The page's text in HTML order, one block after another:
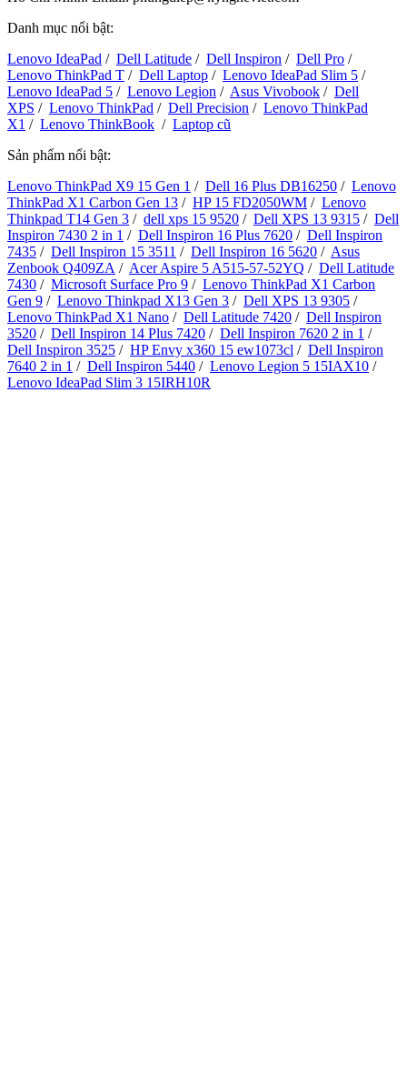
Danh mục nổi bật:
Lenovo IdeaPad / Dell Latitude / Dell Inspiron / Dell Pro /
Lenovo ThinkPad T / Dell Laptop / Lenovo IdeaPad Slim 5 /
Lenovo IdeaPad 5 / Lenovo Legion / Asus Vivobook / Dell
XPS / Lenovo ThinkPad / Dell Precision / Lenovo ThinkPad
X1 / Lenovo ThinkBook / Laptop cũ
Sản phẩm nổi bật:
Lenovo ThinkPad X9 15 Gen 1 / Dell 16 Plus DB16250 / Lenovo
ThinkPad X1 Carbon Gen 13 / HP 15 FD2050WM / Lenovo
Thinkpad T14 Gen 3 / dell xps 15 9520 / Dell XPS 13 9315 / Dell
Inspiron 7430 2 in 1 / Dell Inspiron 16 Plus 7620 / Dell Inspiron
7435 / Dell Inspiron 15 3511 / Dell Inspiron 16 5620 / Asus
Zenbook Q409ZA / Acer Aspire 5 A515-57-52YQ / Dell Latitude
7430 / Microsoft Surface Pro 9 / Lenovo ThinkPad X1 Carbon
Gen 9 / Lenovo Thinkpad X13 Gen 3 / Dell XPS 13 9305 /
Lenovo ThinkPad X1 Nano / Dell Latitude 7420 / Dell Inspiron
3520 / Dell Inspiron 14 Plus 7420 / Dell Inspiron 7620 2 in 1 /
Dell Inspiron 3525 / HP Envy x360 15 ew1073cl / Dell Inspiron
7640 2 in 1 / Dell Inspiron 5440 / Lenovo Legion 5 15IAX10 /
Lenovo IdeaPad Slim 3 15IRH10R